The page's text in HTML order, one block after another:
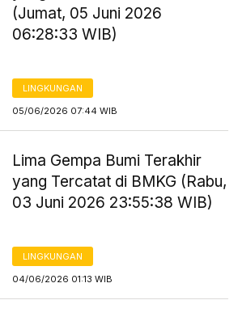
(Jumat, 05 Juni 2026
06:28:33 WIB)
LINGKUNGAN
05/06/2026 07:44 WIB
Lima Gempa Bumi Terakhir
yang Tercatat di BMKG (Rabu,
03 Juni 2026 23:55:38 WIB)
LINGKUNGAN
04/06/2026 01:13 WIB